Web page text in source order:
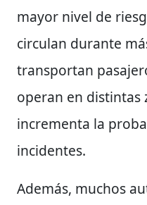
mayor nivel de
circulan durante
transportan
operan en distintas
incrementa la
incidentes.
Además, muchos